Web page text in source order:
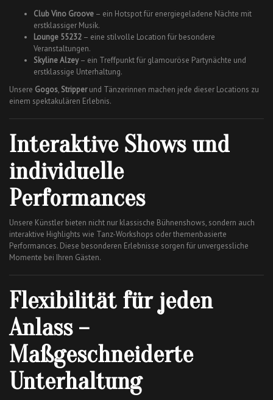
Club Vino Groove – ein Hotspot für energiegeladene Nächte mit
erstklassiger Musik.
Lounge 55232 – eine stilvolle Location für besondere
Veranstaltungen.
Skyline Alzey– ein Treffpunkt für glamouröse Partynächte und
erstklassige Unterhaltung.
Unsere Gogos, Stripperund Tänzerinnen machen jede dieser Locations zu
einem spektakulären Erlebnis.
Interaktive Shows und
individuelle
Performances
Unsere Künstler bieten nicht nur klassische Bühnenshows, sondern auch
interaktive Highlights wie Tanz-Workshops oder themenbasierte
Performances. Diese besonderen Erlebnisse sorgen für unvergessliche
Momente bei Ihren Gästen.
Flexibilität für jeden
Anlass –
Maßgeschneiderte
Unterhaltung